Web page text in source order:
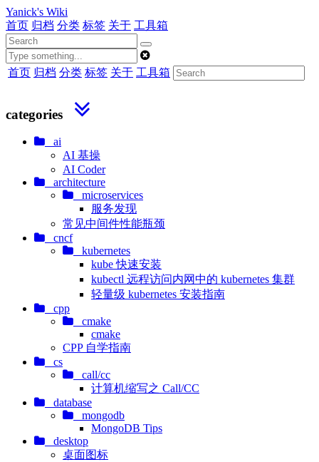
Yanick's Wiki
首页 归档 分类 标签 关于 工具箱
首页 归档 分类 标签 关于 工具箱
categories
ai
AI 基操
AI Coder
architecture
microservices
服务发现
常见中间件性能瓶颈
cncf
kubernetes
kube 快速安装
kubectl 远程访问内网中的 kubernetes 集群
轻量级 kubernetes 安装指南
cpp
cmake
cmake
CPP 自学指南
cs
call/cc
计算机缩写之 Call/CC
database
mongodb
MongoDB Tips
desktop
桌面图标